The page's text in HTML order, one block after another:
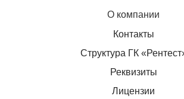
О компании
Контакты
Структура ГК
Реквизиты
Лицензии